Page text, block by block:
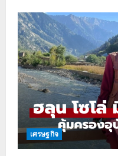
เศรษฐกิจ